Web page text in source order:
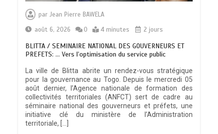
parJean Pierre BAWELA
août 6, 2026
0 4 minutes 2 jours
BLITTA / SEMINAIRE NATIONAL DES GOUVERNEURS ET
PREFETS: … Vers l’optimisation du service public
La ville de Blitta abrite un rendez-vous stratégique
pour la gouvernance au Togo. Depuis le mercredi 05
août dernier, l’Agence nationale de formation des
collectivités territoriales (ANFCT) sert de cadre au
séminaire national des gouverneurs et préfets, une
initiative clé du ministère de l’Administration
territoriale, […]